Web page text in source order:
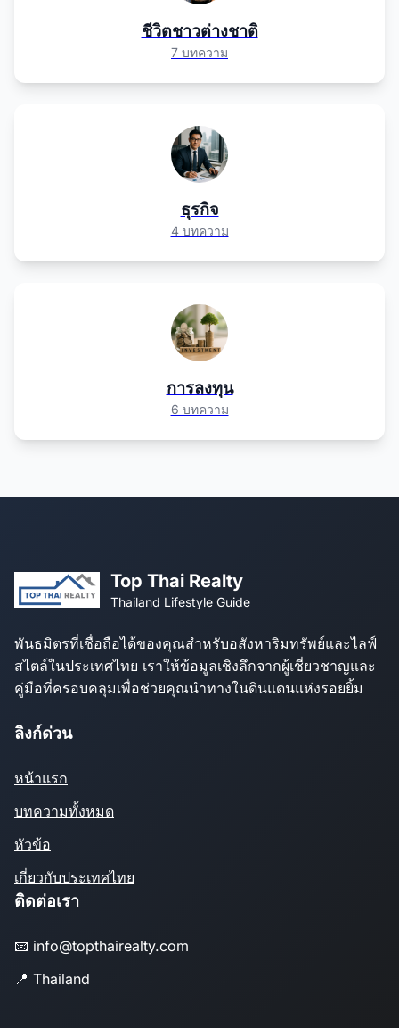
ชีวิตชาวต่างชาติ
7 บทความ
ธุรกิจ
4 บทความ
การลงทุน
6 บทความ
Top Thai Realty
Thailand Lifestyle Guide
พันธมิตรที่เชื่อถือได้ของคุณสำหรับอสังหาริมทรัพย์และไลฟ์
สไตล์ในประเทศไทย เราให้ข้อมูลเชิงลึกจากผู้เชี่ยวชาญและ
คู่มือที่ครอบคลุมเพื่อช่วยคุณนำทางในดินแดนแห่งรอยยิ้ม
ลิงก์ด่วน
หน้าแรก
บทความทั้งหมด
หัวข้อ
เกี่ยวกับประเทศไทย
ติดต่อเรา
📧 info@topthairealty.com
📍 Thailand